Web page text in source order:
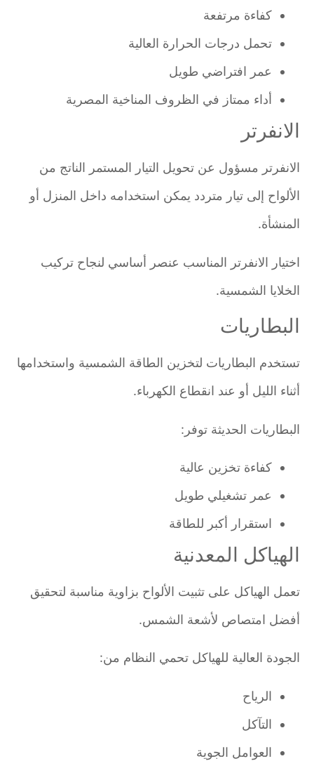
كفاءة مرتفعة
تحمل درجات الحرارة العالية
عمر افتراضي طويل
أداء ممتاز في الظروف المناخية المصرية
الانفرتر
الانفرتر مسؤول عن تحويل التيار المستمر الناتج من
الألواح إلى تيار متردد يمكن استخدامه داخل المنزل أو
المنشأة.
اختيار الانفرتر المناسب عنصر أساسي لنجاح تركيب
الخلايا الشمسية.
البطاريات
تستخدم البطاريات لتخزين الطاقة الشمسية واستخدامها
أثناء الليل أو عند انقطاع الكهرباء.
البطاريات الحديثة توفر:
كفاءة تخزين عالية
عمر تشغيلي طويل
استقرار أكبر للطاقة
الهياكل المعدنية
تعمل الهياكل على تثبيت الألواح بزاوية مناسبة لتحقيق
أفضل امتصاص لأشعة الشمس.
الجودة العالية للهياكل تحمي النظام من:
الرياح
التآكل
العوامل الجوية